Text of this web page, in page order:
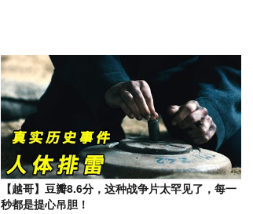
【越哥】豆瓣8.6分，这种战争片太罕见了，每一
秒都是提心吊胆！